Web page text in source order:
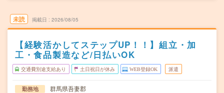
未読 掲載日 2026/08/05
【経験活かしてステップUP！！】組立・加
工・食品製造など/日払いOK
交通費別途支給あり 土日祝日が休み WEB登録OK 派遣
勤務地 群馬県吾妻郡